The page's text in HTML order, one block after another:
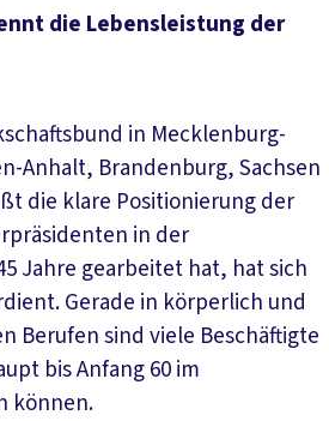
die Lebensleistung der
in Mecklenburg-
Anhalt, Brandenburg, Sachsen
die klare Positionierung der
in der
Jahre gearbeitet hat, hat sich
Gerade in körperlich und
Berufen sind viele Beschäftigte
bis Anfang 60 im
können.